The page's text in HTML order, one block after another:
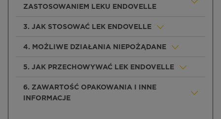
ZASTOSOWANIEM LEKU ENDOVELLE
3. JAK STOSOWAĆ LEK ENDOVELLE
4. MOŻLIWE DZIAŁANIA NIEPOŻĄDANE
5. JAK PRZECHOWYWAĆ LEK ENDOVELLE
6. ZAWARTOŚĆ OPAKOWANIA I INNE
INFORMACJE